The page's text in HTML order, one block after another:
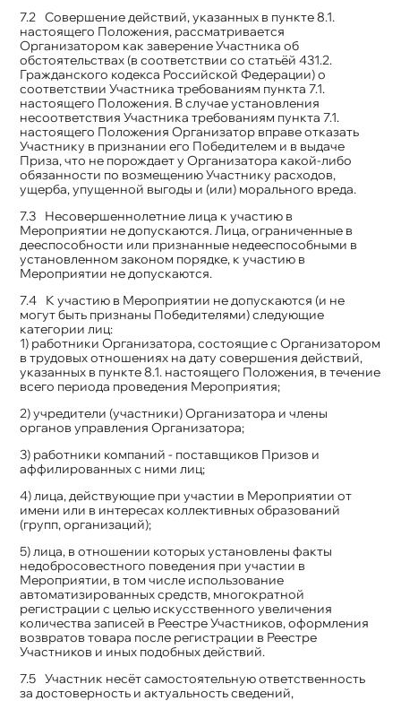
Совершение действий, указанных в пункте 8.1.
настоящего Положения, рассматривается
Организатором как заверение Участника об
обстоятельствах (в соответствии со статьёй 431.2.
Гражданского кодекса Российской Федерации) о
соответствии Участника требованиям пункта 7.1.
настоящего Положения. В случае установления
несоответствия Участника требованиям пункта 7.1.
настоящего Положения Организатор вправе отказать
Участнику в признании его Победителем и в выдаче
Приза, что не порождает у Организатора какой-либо
обязанности по возмещению Участнику расходов,
ущерба, упущенной выгоды и (или) морального вреда.
Несовершеннолетние лица к участию в
Мероприятии не допускаются. Лица, ограниченные в
дееспособности или признанные недееспособными в
установленном законом порядке, к участию в
Мероприятии не допускаются.
К участию в Мероприятии не допускаются (и не
могут быть признаны Победителями) следующие
категории лиц:
1) работники Организатора, состоящие с Организатором
в трудовых отношениях на дату совершения действий,
указанных в пункте 8.1. настоящего Положения, в течение
всего периода проведения Мероприятия;
2) учредители (участники) Организатора и члены
органов управления Организатора;
3) работники компаний - поставщиков Призов и
аффилированных с ними лиц;
4) лица, действующие при участии в Мероприятии от
имени или в интересах коллективных образований
(групп, организаций);
5) лица, в отношении которых установлены факты
недобросовестного поведения при участии в
Мероприятии, в том числе использование
автоматизированных средств, многократной
регистрации с целью искусственного увеличения
количества записей в Реестре Участников, оформления
возвратов товара после регистрации в Реестре
Участников и иных подобных действий.
Участник несёт самостоятельную ответственность
за достоверность и актуальность сведений,